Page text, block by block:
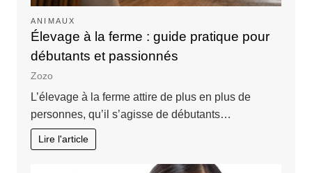
ANIMAUX
Élevage à la ferme : guide pratique pour
débutants et passionnés
Zozo
L’élevage à la ferme attire de plus en plus de
personnes, qu’il s’agisse de débutants…
Lire l'article